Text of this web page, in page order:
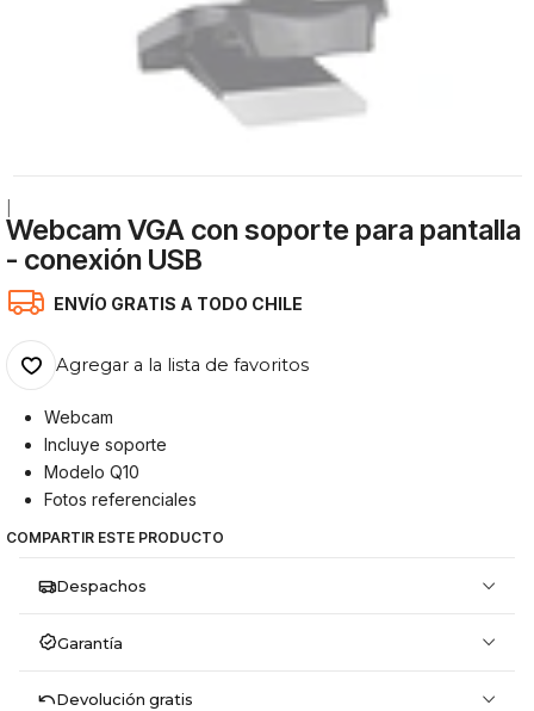
Webcam VGA con soporte para pantalla
- conexión USB
ENVÍO GRATIS A TODO CHILE
Agregar a la lista de favoritos
Webcam
Incluye soporte
Modelo Q10
Fotos referenciales
COMPARTIR ESTE PRODUCTO
Despachos
Garantía
Devolución gratis